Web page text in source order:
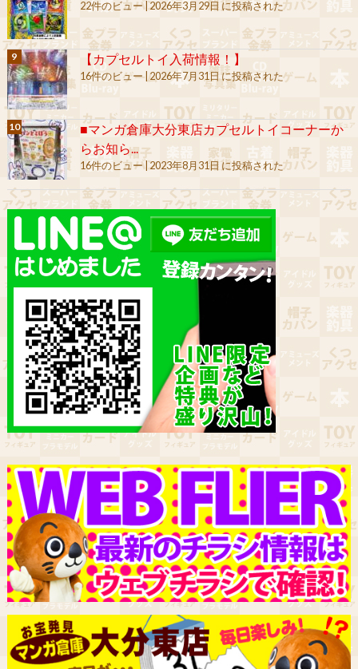
22件のビュー|2026年3月29日 に投稿された
【カプセルトイ入荷情報！】
16件のビュー|2026年7月31日 に投稿された
■マンガ倉庫大分東店カプセルトイコーナーか
らお知ら...
16件のビュー|2023年8月31日 に投稿された